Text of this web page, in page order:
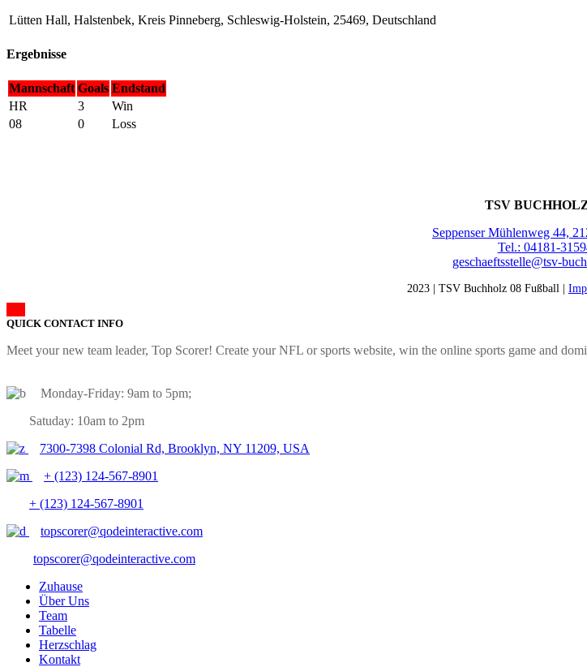
Lütten Hall, Halstenbek, Kreis Pinneberg, Schleswig-Holstein, 25469, Deutschland
Ergebnisse
Mannschaft Goals Endstand
HR
3
Win
08
0 Loss
TSV
Seppenser Mühlenweg 44,
Tel.: 04181-
geschaeftsstelle@tsv-
2023 | TSV Buchholz 08 Fußball |
QUICK CONTACT INFO
Meet your new team leader, Top Scorer! Create your NFL or sports website, win the online sports game and
Monday-Friday: 9am to 5pm;
Satuday: 10am to 2pm
7300-7398 Colonial Rd, Brooklyn, NY 11209, USA
+ (123) 124-567-8901
+ (123) 124-567-8901
topscorer@qodeinteractive.com
topscorer@qodeinteractive.com
Zuhause
Über Uns
Team
Tabelle
Herzschlag
Kontakt